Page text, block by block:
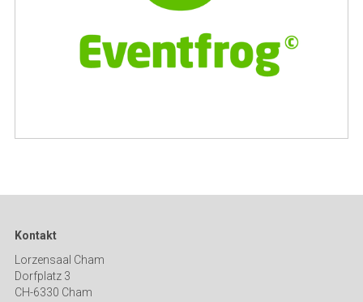
Kontakt
Lorzensaal Cham
Dorfplatz 3
CH-6330 Cham